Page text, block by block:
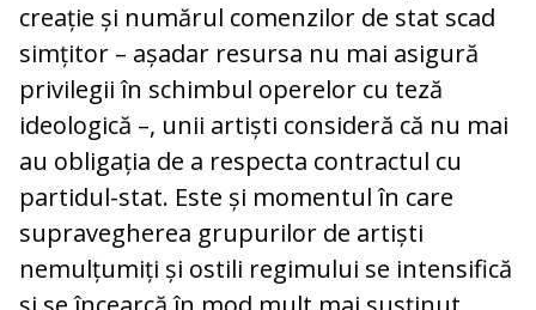
creație și numărul comenzilor de stat scad
simțitor – așadar resursa nu mai asigură
privilegii în schimbul operelor cu teză
ideologică –, unii artiști consideră că nu mai
au obligația de a respecta contractul cu
partidul-stat. Este și momentul în care
supravegherea grupurilor de artiști
nemulțumiți și ostili regimului se intensifică